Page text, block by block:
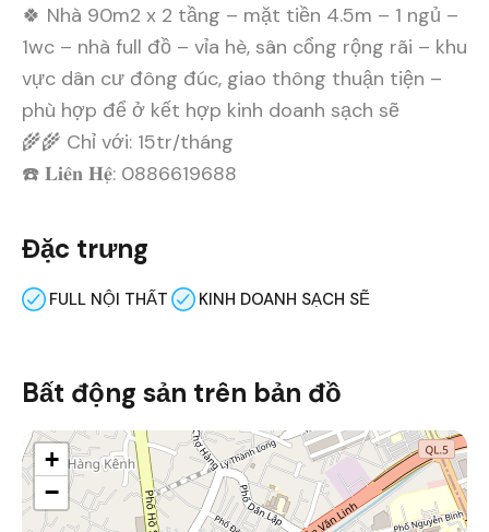
🍀 Nhà 90m2 x 2 tầng – mặt tiền 4.5m – 1 ngủ –
1wc – nhà full đồ – vỉa hè, sân cổng rộng rãi – khu
vực dân cư đông đúc, giao thông thuận tiện –
phù hợp để ở kết hợp kinh doanh sạch sẽ
🌾🌾 Chỉ với: 15tr/tháng
☎️ 𝐋𝐢𝐞̂𝐧 𝐇𝐞̣̂: 0886619688
Đặc trưng
FULL NỘI THẤT KINH DOANH SẠCH SẼ
Bất động sản trên bản đồ
+
−